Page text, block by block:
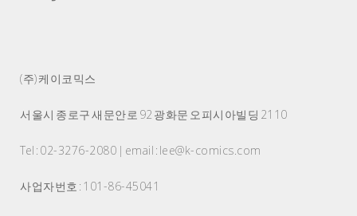
(주) 케이코믹스
서울시 종로구 새문안로 92 광화문 오피시아빌딩 2110
Tel : 02-3276-2080 | email : lee@k-comics.com
사업자번호 : 101-86-45041